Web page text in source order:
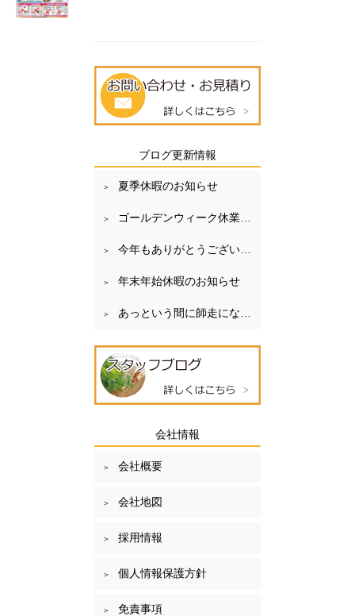
ブログ更新情報
夏季休暇のお知らせ
ゴールデンウィーク休業のお知らせ
今年もありがとうございました
年末年始休暇のお知らせ
あっという間に師走になりました
会社情報
会社概要
会社地図
採用情報
個人情報保護方針
免責事項